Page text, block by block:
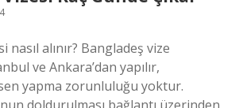
nasıl alınır? Bangladeş vize
ve Ankara’dan yapılır,
yapma zorunluluğu yoktur.